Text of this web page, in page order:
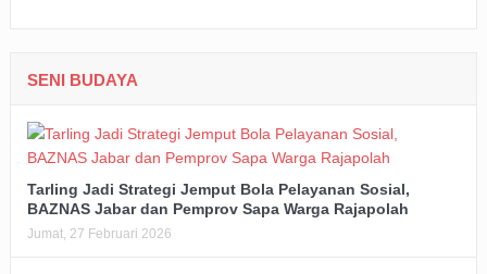
SENI BUDAYA
Tarling Jadi Strategi Jemput Bola Pelayanan Sosial,
BAZNAS Jabar dan Pemprov Sapa Warga Rajapolah
Jumat, 27 Februari 2026